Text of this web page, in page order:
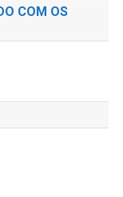
COM OS